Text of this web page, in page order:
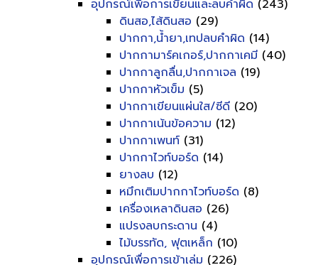
อุปกรณ์เพื่อการเขียนและลบคำผิด (243)
ดินสอ,ไส้ดินสอ (29)
ปากกา,น้ำยา,เทปลบคำผิด (14)
ปากกามาร์คเกอร์,ปากกาเคมี (40)
ปากกาลูกลื่น,ปากกาเจล (19)
ปากกาหัวเข็ม (5)
ปากกาเขียนแผ่นใส/ซีดี (20)
ปากกาเน้นข้อความ (12)
ปากกาเพนท์ (31)
ปากกาไวท์บอร์ด (14)
ยางลบ (12)
หมึกเติมปากกาไวท์บอร์ด (8)
เครื่องเหลาดินสอ (26)
แปรงลบกระดาน (4)
ไม้บรรทัด, ฟุตเหล็ก (10)
อุปกรณ์เพื่อการเข้าเล่ม (226)